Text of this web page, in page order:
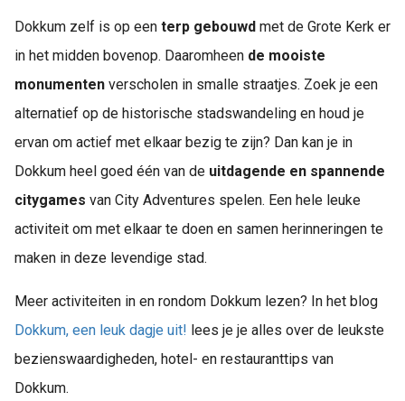
Dokkum zelf is op een terp gebouwd met de Grote Kerk er
in het midden bovenop. Daaromheen de mooiste
monumenten verscholen in smalle straatjes. Zoek je een
alternatief op de historische stadswandeling en houd je
ervan om actief met elkaar bezig te zijn? Dan kan je in
Dokkum heel goed één van de uitdagende en spannende
citygames van City Adventures spelen. Een hele leuke
activiteit om met elkaar te doen en samen herinneringen te
maken in deze levendige stad.
Meer activiteiten in en rondom Dokkum lezen? In het blog
Dokkum, een leuk dagje uit! lees je je alles over de leukste
bezienswaardigheden, hotel- en restauranttips van
Dokkum.